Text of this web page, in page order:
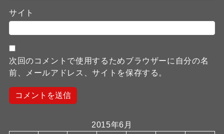
サイト
次回のコメントで使用するためブラウザーに自分の名
前、メールアドレス、サイトを保存する。
2015年6月